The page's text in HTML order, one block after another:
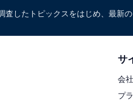
査したトピックスをはじめ、最新
サ
会
プ